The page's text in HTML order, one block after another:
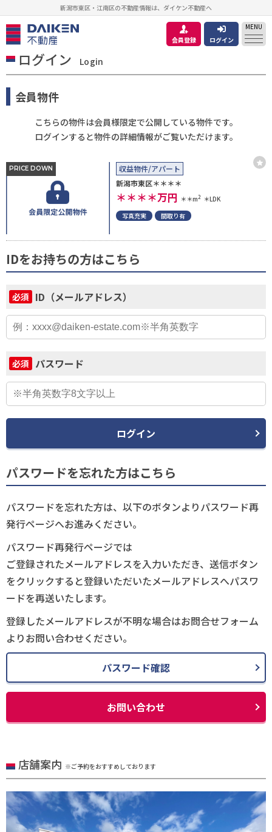
新潟市東区・江南区の不動産情報は、ダイケン不動産へ
会員登録 ログイン
MENU
ログイン Login
会員物件
こちらの物件は会員様限定で公開している物件です。
ログインすると物件の詳細情報がご覧いただけます。
PRICE DOWN
収益物件/アパート
新潟市東区＊＊＊＊
＊＊＊＊万円 ＊＊m2 ＊LDK
写真充実
間取り有
IDをお持ちの方はこちら
必須 ID（メールアドレス）
必須 パスワード
ログイン
パスワードを忘れた方はこちら
パスワードを忘れた方は、以下のボタンよりパスワード再
発行ページへお進みください。
パスワード再発行ページでは
ご登録されたメールアドレスを入力いただき、送信ボタン
をクリックすると登録いただいたメールアドレスへパスワ
ードを再送いたします。
登録したメールアドレスが不明な場合はお問合せフォーム
よりお問い合わせください。
パスワード確認
お問い合わせ
店舗案内 ※ご予約をおすすめしております